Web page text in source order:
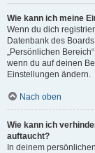
Wie kann ich meine
Wenn du dich
Datenbank des
„Persönlichen
wenn du auf deinen
Einstellungen ändern.
Nach oben
Wie kann ich
auftaucht?
In deinem